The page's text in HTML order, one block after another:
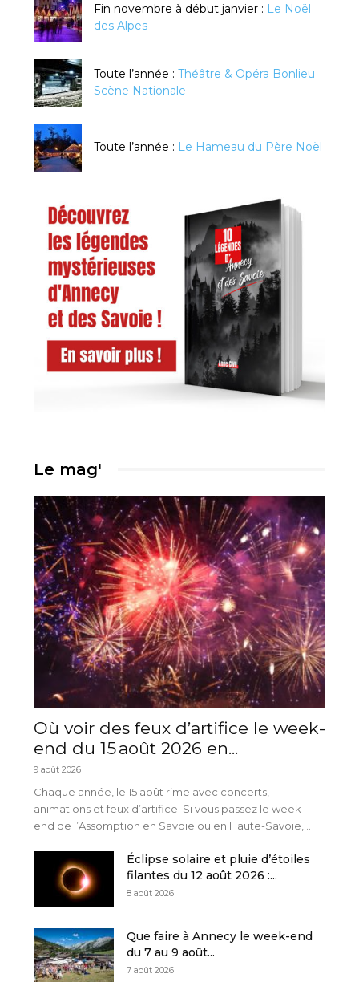
Fin novembre à début janvier : Le Noël
des Alpes
Toute l’année : Théâtre & Opéra Bonlieu
Scène Nationale
Toute l’année : Le Hameau du Père Noël
Le mag'
Où voir des feux d’artifice le week-
end du 15 août 2026 en...
9 août 2026
Chaque année, le 15 août rime avec concerts,
animations et feux d’artifice. Si vous passez le week-
end de l’Assomption en Savoie ou en Haute-Savoie,...
Éclipse solaire et pluie d’étoiles
filantes du 12 août 2026 :...
8 août 2026
Que faire à Annecy le week-end
du 7 au 9 août...
7 août 2026